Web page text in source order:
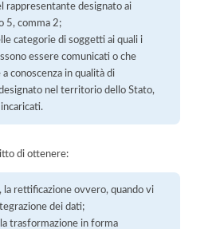
rappresentante designato ai
5, comma 2;
categorie di soggetti ai quali i
essere comunicati o che
conoscenza in qualità di
nel territorio dello Stato,
di ottenere:
la rettificazione ovvero, quando vi
dei dati;
la trasformazione in forma